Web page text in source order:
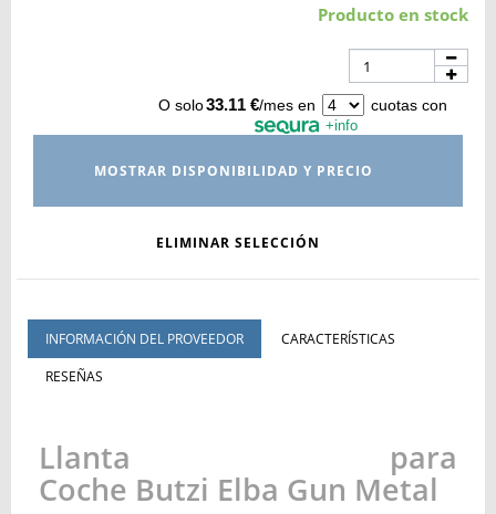
Producto en stock
O solo33.11 €/mes en cuotas con
+info
MOSTRAR DISPONIBILIDAD Y PRECIO
ELIMINAR SELECCIÓN
INFORMACIÓN DEL PROVEEDOR
CARACTERÍSTICAS
RESEÑAS
Llanta para
Coche Butzi Elba Gun Metal